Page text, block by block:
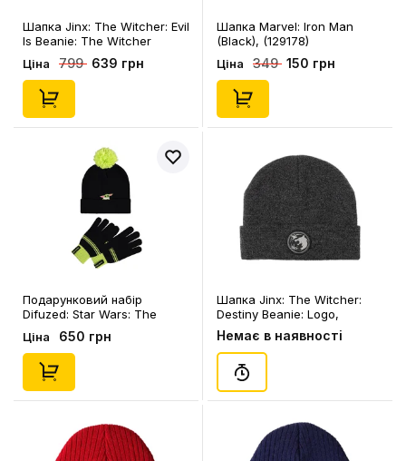
Шапка Jinx: The Witcher: Evil
Is Beanie: The Witcher
Medallion, (314662)
Ціна 799 639 грн
Шапка Marvel: Iron Man
(Black), (129178)
Ціна 349 150 грн
Подарунковий набір
Difuzed: Star Wars: The
Mandalorian: Grogu,
(153569)
Ціна 650 грн
Шапка Jinx: The Witcher:
Destiny Beanie: Logo,
(315069)
Немає в наявності